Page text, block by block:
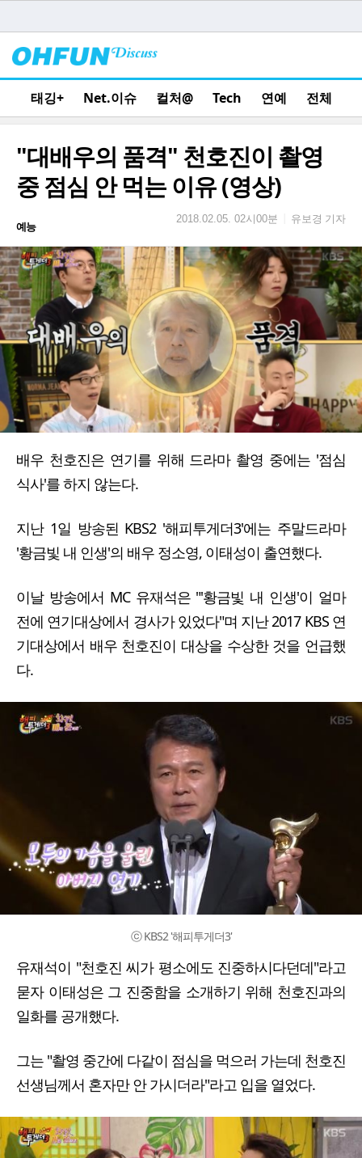
태깅+ Net.이슈 컬처@ Tech 연예 전체
"대배우의 품격" 천호진이 촬영
중 점심 안 먹는 이유 (영상)
예능
2018.02.05. 02시00분 유보경 기자
배우 천호진은 연기를 위해 드라마 촬영 중에는 '점심
식사'를 하지 않는다.
지난 1일 방송된 KBS2 '해피투게더3'에는 주말드라마
'황금빛 내 인생'의 배우 정소영, 이태성이 출연했다.
이날 방송에서 MC 유재석은 "'황금빛 내 인생'이 얼마
전에 연기대상에서 경사가 있었다"며 지난 2017 KBS 연
기대상에서 배우 천호진이 대상을 수상한 것을 언급했
다.
ⓒ KBS2 '해피투게더3'
유재석이 "천호진 씨가 평소에도 진중하시다던데"라고
묻자 이태성은 그 진중함을 소개하기 위해 천호진과의
일화를 공개했다.
그는 "촬영 중간에 다같이 점심을 먹으러 가는데 천호진
선생님께서 혼자만 안 가시더라"라고 입을 열었다.